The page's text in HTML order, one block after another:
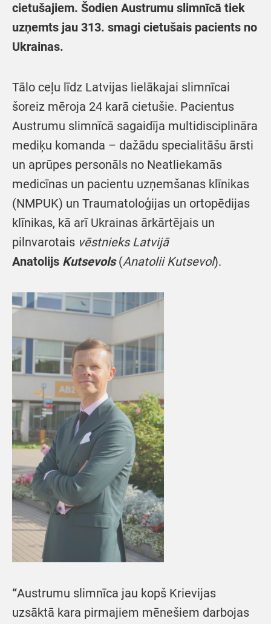
cietušajiem. Šodien Austrumu slimnīcā tiek
uzņemts jau 313. smagi cietušais pacients no
Ukrainas.
Tālo ceļu līdz Latvijas lielākajai slimnīcai
šoreiz mēroja 24 karā cietušie. Pacientus
Austrumu slimnīcā sagaidīja multidisciplināra
mediķu komanda – dažādu specialitāšu ārsti
un aprūpes personāls no Neatliekamās
medicīnas un pacientu uzņemšanas klīnikas
(NMPUK) un Traumatoloģijas un ortopēdijas
klīnikas, kā arī Ukrainas ārkārtējais un
pilnvarotais vēstnieks Latvijā
Anatolijs Kutsevols(Anatolii Kutsevol).
“Austrumu slimnīca jau kopš Krievijas
uzsāktā kara pirmajiem mēnešiem darbojas